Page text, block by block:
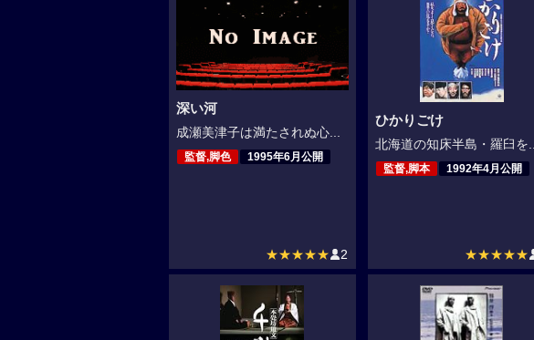
深い河
成瀬美津子は満たされぬ心...
監督,脚色 1995年6月公開
★★★★★ 2
ひかりごけ
北海道の知床半島・羅臼を...
監督,脚本 1992年4月公開
★★★★★